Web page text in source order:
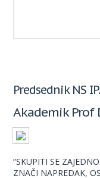
Predsednik NS
Akademik Prof
“SKUPITI SE
ZNAČI NAPREDAK,